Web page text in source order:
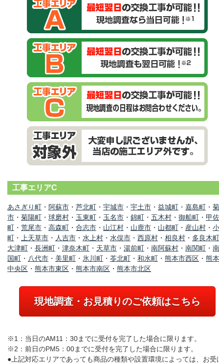
工事エリアC
あさぎり町 ・ 阿蘇市 ・ 芦北町 ・ 宇城市 ・ 宇土市 ・ 益城町 ・ 嘉島町 ・
市 ・ 菊陽町 ・ 球磨村 ・ 玉東町 ・ 玉名市 ・ 錦町 ・ 五木村 ・ 御船町 ・ 甲佐
町 ・ 荒尾市 ・ 高森町 ・ 合志市 ・ 山江村 ・ 山鹿市 ・ 山都町 ・ 産山村 ・
町 ・ 上天草市 ・ 人吉市 ・ 水上村 ・ 水俣市 ・ 西原村 ・ 相良村 ・ 多良木町
大津町 ・ 長洲町 ・ 津奈木町 ・ 天草市 ・ 湯前町 ・ 南阿蘇村 ・ 南関町 ・
国町 ・ 八代市 ・ 美里町 ・ 氷川町 ・ 苓北町 ・ 和水町 ・ 熊本市西区 ・ 熊
中央区 ・ 熊本市東区 ・ 熊本市南区 ・ 熊本市北区
現地調査・お見積りのご依頼はこちら
※1：当日のAM11：30までに受付を完了した場合に限ります。
※2：前日のPM5：00までに受付を完了した場合に限ります。
●上記対応エリアであっても商品の種類や設置環境によっては、お受